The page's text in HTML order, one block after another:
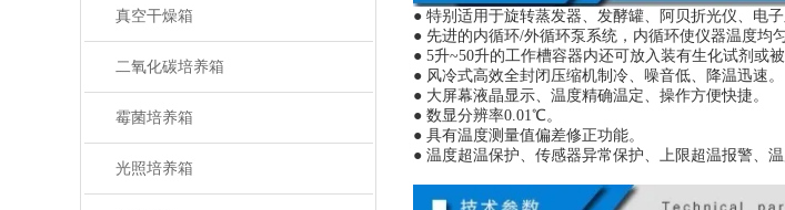
真空干燥箱
二氧化碳培养箱
霉菌培养箱
光照培养箱
● 特别适用于旋转蒸发器、发酵罐、阿贝折光仪、电
● 先进的内循环/外循环泵系统，内循环使仪器温度均
● 5升~50升的工作槽容器内还可放入装有生化试剂或
● 风冷式高效全封闭压缩机制冷、噪音低、降温迅速。
● 大屏幕液晶显示、温度精确温定、操作方便快捷。
● 数显分辨率0.01℃。
● 具有温度测量值偏差修正功能。
● 温度超温保护、传感器异常保护、上限超温报警、